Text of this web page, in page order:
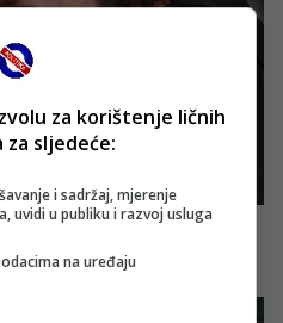
za korištenje ličnih
za sljedeće:
i sadržaj, mjerenje
uvidi u publiku i razvoj usluga
na uređaju